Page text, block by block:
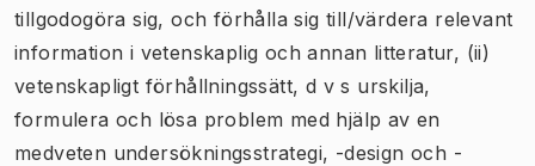
tillgodogöra sig, och förhålla sig till/värdera relevant
information i vetenskaplig och annan litteratur, (ii)
vetenskapligt förhållningssätt, d v s urskilja,
formulera och lösa problem med hjälp av en
medveten undersökningsstrategi, -design och -